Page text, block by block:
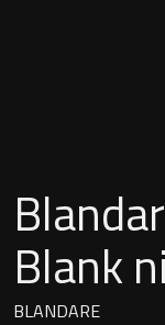
Underlimmat
Handfat med
Stockholm
Blank
BLANDARE